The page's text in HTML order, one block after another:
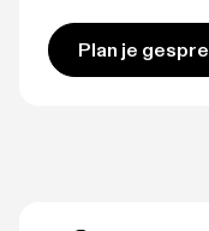
Plan je